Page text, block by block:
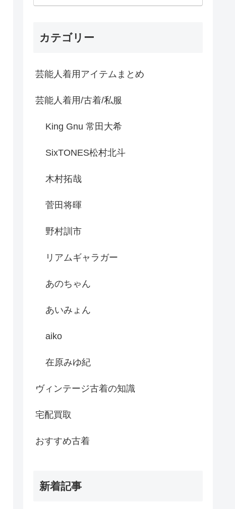
カテゴリー
芸能人着用アイテムまとめ
芸能人着用/古着/私服
King Gnu 常田大希
SixTONES松村北斗
木村拓哉
菅田将暉
野村訓市
リアムギャラガー
あのちゃん
あいみょん
aiko
在原みゆ紀
ヴィンテージ古着の知識
宅配買取
おすすめ古着
新着記事